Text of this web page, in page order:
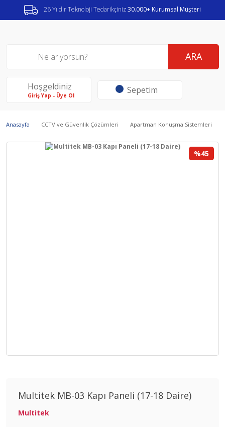
26 Yıldır Teknoloji Tedarikçiniz30.000+ Kurumsal Müşteri
ARA
Hoşgeldiniz
Giriş Yap - Üye Ol Sepetim
Anasayfa CCTV ve Güvenlik Çözümleri Apartman Konuşma Sistemleri
%45
Multitek MB-03 Kapı Paneli (17-18 Daire)
Multitek